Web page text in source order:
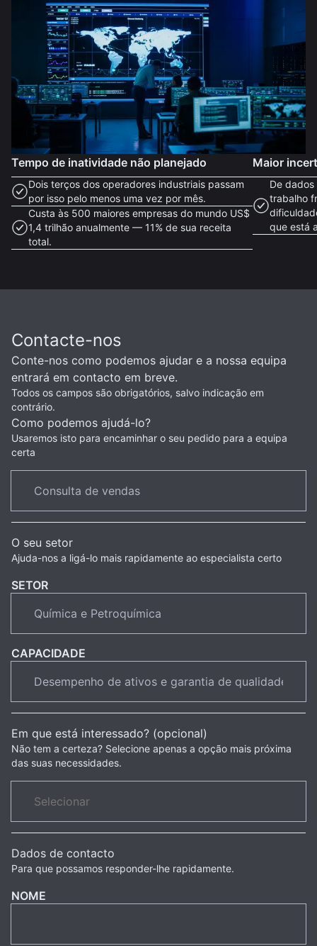
Tempo de inatividade não planejado
Dois terços dos operadores industriais passam
por isso pelo menos uma vez por mês.
Custa às 500 maiores empresas do mundo US$
1,4 trilhão anualmente — 11% de sua receita
total.
Maior
De
trabalho
que está
Contacte-nos
Conte-nos como podemos ajudar e a nossa equipa
entrará em contacto em breve.
Todos os campos são obrigatórios, salvo indicação em
contrário.
Como podemos ajudá-lo?
Usaremos isto para encaminhar o seu pedido para a equipa
certa
O seu setor
Ajuda-nos a ligá-lo mais rapidamente ao especialista certo
SETOR
CAPACIDADE
Em que está interessado? (opcional)
Não tem a certeza? Selecione apenas a opção mais próxima
das suas necessidades.
Dados de contacto
Para que possamos responder-lhe rapidamente.
NOME